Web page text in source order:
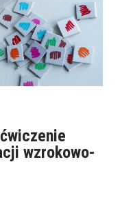
wzrokowo-